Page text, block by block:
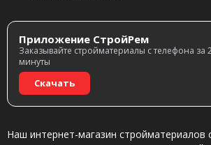
Приложение СтройРем
Заказывайте стройматериалы с телефона за
минуты
Скачать
Наш интернет-магазин стройматериалов